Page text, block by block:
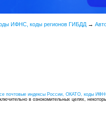
ИФНС, коды регионов ГИБДД →
почтовые индексы России, ОКАТО, коды
в ознокомительных целях,